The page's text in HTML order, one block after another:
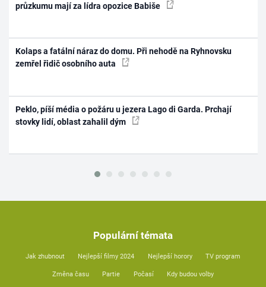
průzkumu mají za lídra opozice Babiše
Kolaps a fatální náraz do domu. Při nehodě na Ryhnovsku
zemřel řidič osobního auta
Peklo, píší média o požáru u jezera Lago di Garda. Prchají
stovky lidí, oblast zahalil dým
Populární témata
Jak zhubnout Nejlepší filmy 2024 Nejlepší horory TV program
Změna času Partie Počasí Kdy budou volby